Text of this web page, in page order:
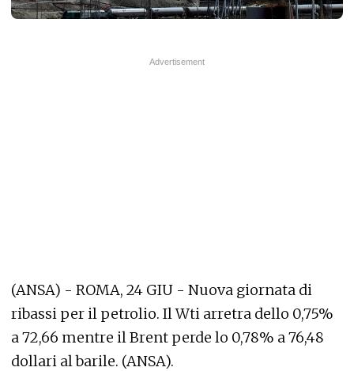
(ANSA) - ROMA, 24 GIU - Nuova giornata di
ribassi per il petrolio. Il Wti arretra dello 0,75%
a 72,66 mentre il Brent perde lo 0,78% a 76,48
dollari al barile. (ANSA).